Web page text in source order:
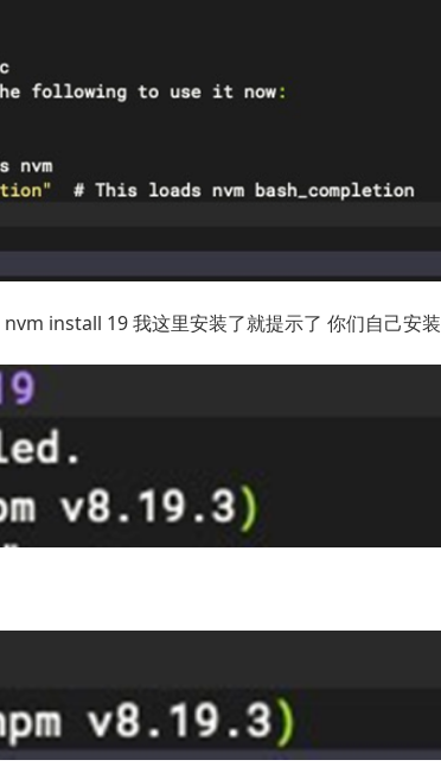
install 19 我这里安装了就提示了 你们自己安装